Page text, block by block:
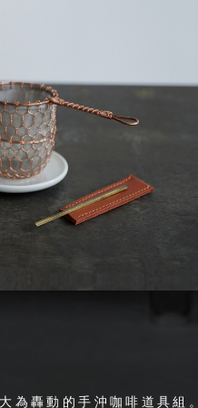
為轟動的手沖咖啡道具組。